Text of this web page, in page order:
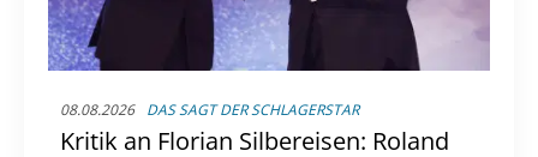
08.08.2026 DAS SAGT DER SCHLAGERSTAR
Kritik an Florian Silbereisen: Roland